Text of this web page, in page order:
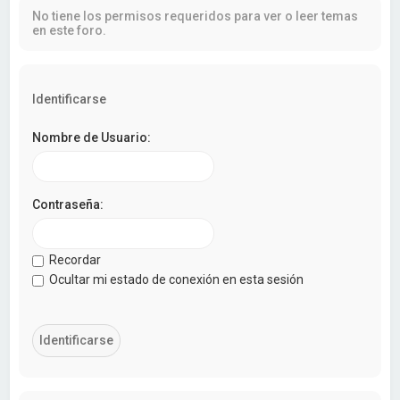
No tiene los permisos requeridos para ver o leer temas
en este foro.
Identificarse
Nombre de Usuario:
Contraseña:
Recordar
Ocultar mi estado de conexión en esta sesión